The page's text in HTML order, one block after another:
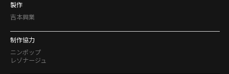
製作
吉本興業
制作協力
ニンポップ
レゾナージュ